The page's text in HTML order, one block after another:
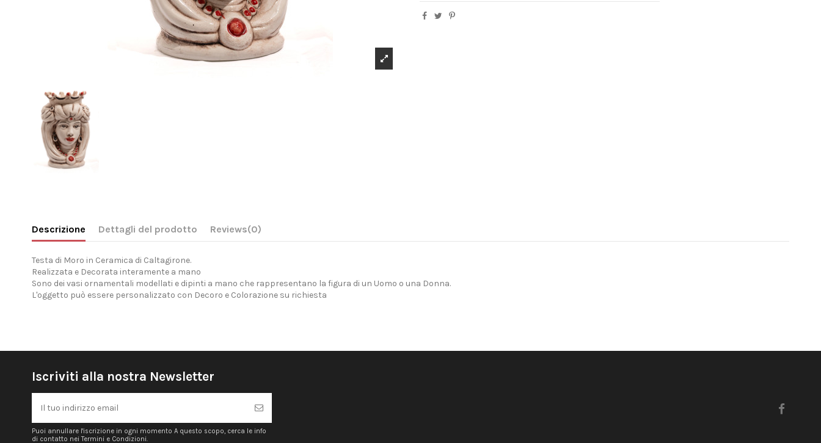
Descrizione Dettagli del prodotto Reviews(0)
Testa di Moro in Ceramica di Caltagirone.
Realizzata e Decorata interamente a mano
Sono dei vasi ornamentali modellati e dipinti a mano che rappresentano la figura di un Uomo o una Donna.
L'oggetto può essere personalizzato con Decoro e Colorazione su richiesta
Iscriviti alla nostra Newsletter
Puoi annullare l'iscrizione in ogni momento A questo scopo, cerca le info
di contatto nei Termini e Condizioni.